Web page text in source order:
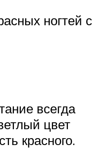
ногтей с
всегда
цвет
красного.